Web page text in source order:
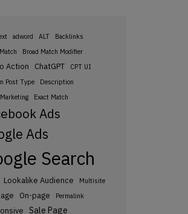
adword ALT
Backlinks
Broad Match Modifier
Action ChatGPT
CPT UI
Post Type
Description
Exact Match
Ads
Ads
Search
Lookalike Audience Multisite
On-page Permalink
Sale Page